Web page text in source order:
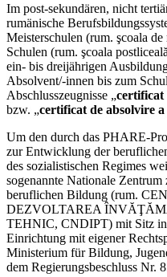
Im post-sekundären, nicht
rumänische
Meisterschulen (rum. şcoala
Schulen (rum. şcoala
ein- bis dreijährigen
Absolvent/-innen bis zum
Abschlusszeugnisse „certificat
bzw. „certificat de absolvire a
Um den durch das PHARE-
zur Entwicklung der
des sozialistischen Regimes
sogenannte Nationale
beruflichen Bildung (rum.
DEZVOLTAREA
TEHNIC, CNDIPT) mit Sitz in
Einrichtung mit eigener
Ministerium für Bildung,
dem Regierungsbeschluss Nr.